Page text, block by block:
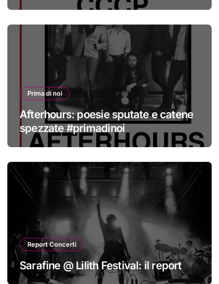
#primadinoi
Prima di noi
Afterhours: poesie sputate e catene
spezzate #primadinoi
Report Concerti
Sarafine @ Lilith Festival: il report